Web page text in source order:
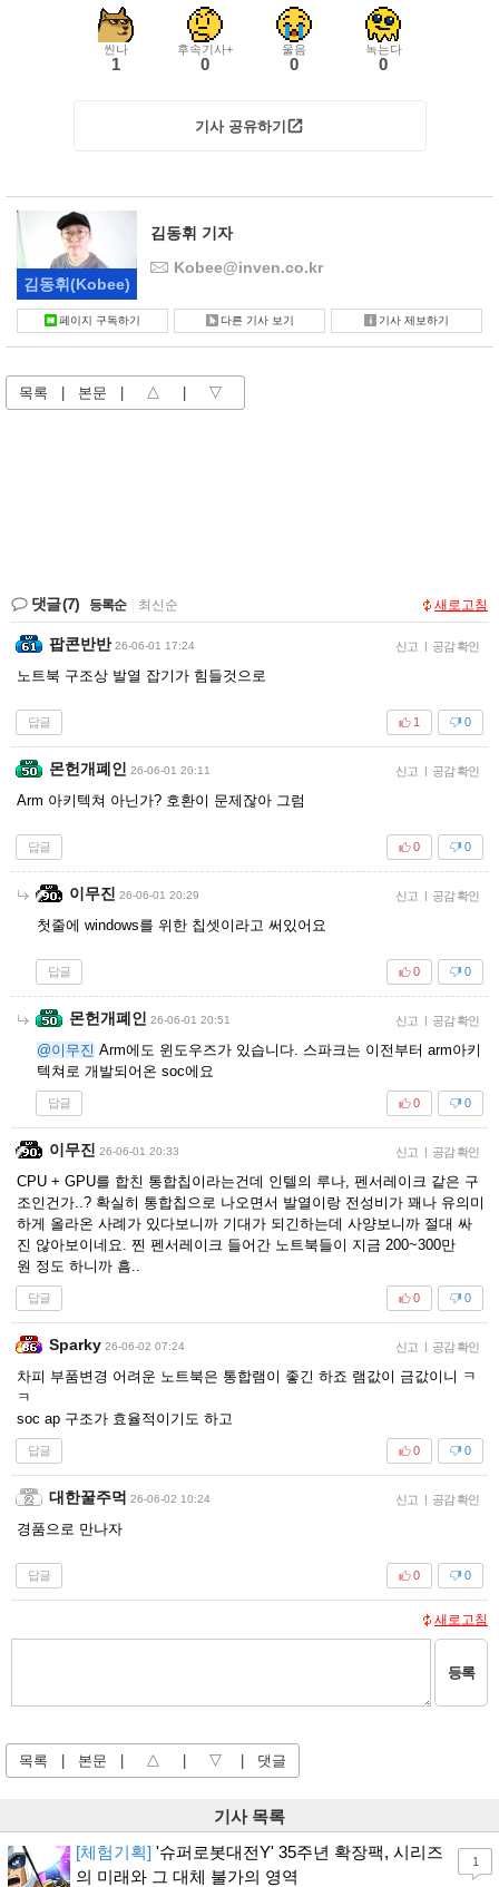
씬나
1
후속기사+
0
울음
0
녹는다
0
기사 공유하기
김동휘(Kobee)
김동휘 기자
Kobee@inven.co.kr
페이지 구독하기 다른 기사 보기 기사 제보하기
목록 본문 △ ▽
댓글(7) 등록순 최신순 새로고침
팝콘반반 26-06-01 17:24 신고 | 공감 확인
노트북 구조상 발열 잡기가 힘들것으로
답글 0
1
몬헌개폐인 26-06-01 20:11 신고 | 공감 확인
Arm 아키텍쳐 아닌가? 호환이 문제잖아 그럼
답글 0
0
이무진 26-06-01 20:29 신고 | 공감 확인
첫줄에 windows를 위한 칩셋이라고 써있어요
답글 0
0
몬헌개폐인 26-06-01 20:51 신고 | 공감 확인
@이무진 Arm에도 윈도우즈가 있습니다. 스파크는 이전부터 arm아키
텍쳐로 개발되어온 soc에요
답글 0
0
이무진 26-06-01 20:33 신고 | 공감 확인
CPU + GPU를 합친 통합칩이라는건데 인텔의 루나, 펜서레이크 같은 구
조인건가..? 확실히 통합칩으로 나오면서 발열이랑 전성비가 꽤나 유의미
하게 올라온 사례가 있다보니까 기대가 되긴하는데 사양보니까 절대 싸
진 않아보이네요. 찐 펜서레이크 들어간 노트북들이 지금 200~300만
원 정도 하니까 흠..
답글 0
0
Sparky 26-06-02 07:24 신고 | 공감 확인
차피 부품변경 어려운 노트북은 통합램이 좋긴 하죠 램값이 금값이니 ㅋ
ㅋ
soc ap 구조가 효율적이기도 하고
답글 0
0
대한꿀주먹 26-06-02 10:24 신고 | 공감 확인
경품으로 만나자
답글 0
0
새로고침
등록
목록 본문 △ ▽ 댓글
기사 목록
[체험기획] '슈퍼로봇대전Y' 35주년 확장팩, 시리즈
의 미래와 그 대체 불가의 영역
1